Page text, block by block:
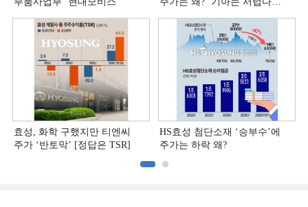
효성, 화학 구했지만 티엔씨
주가 ‘반토막’ [정답은 TSR]
HS효성 첨단소재 ‘승부수’에
주가는 하락 왜?